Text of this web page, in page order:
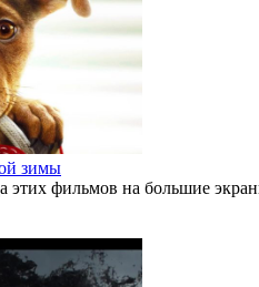
зимы
фильмов на большие